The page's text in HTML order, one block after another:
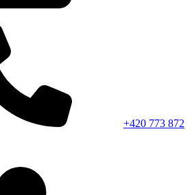
+420 773 872